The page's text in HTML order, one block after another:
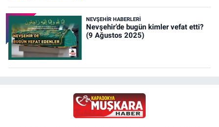
NEVŞEHIR HABERLERI
Nevşehir’de bugün kimler vefat etti?
(9 Ağustos 2025)